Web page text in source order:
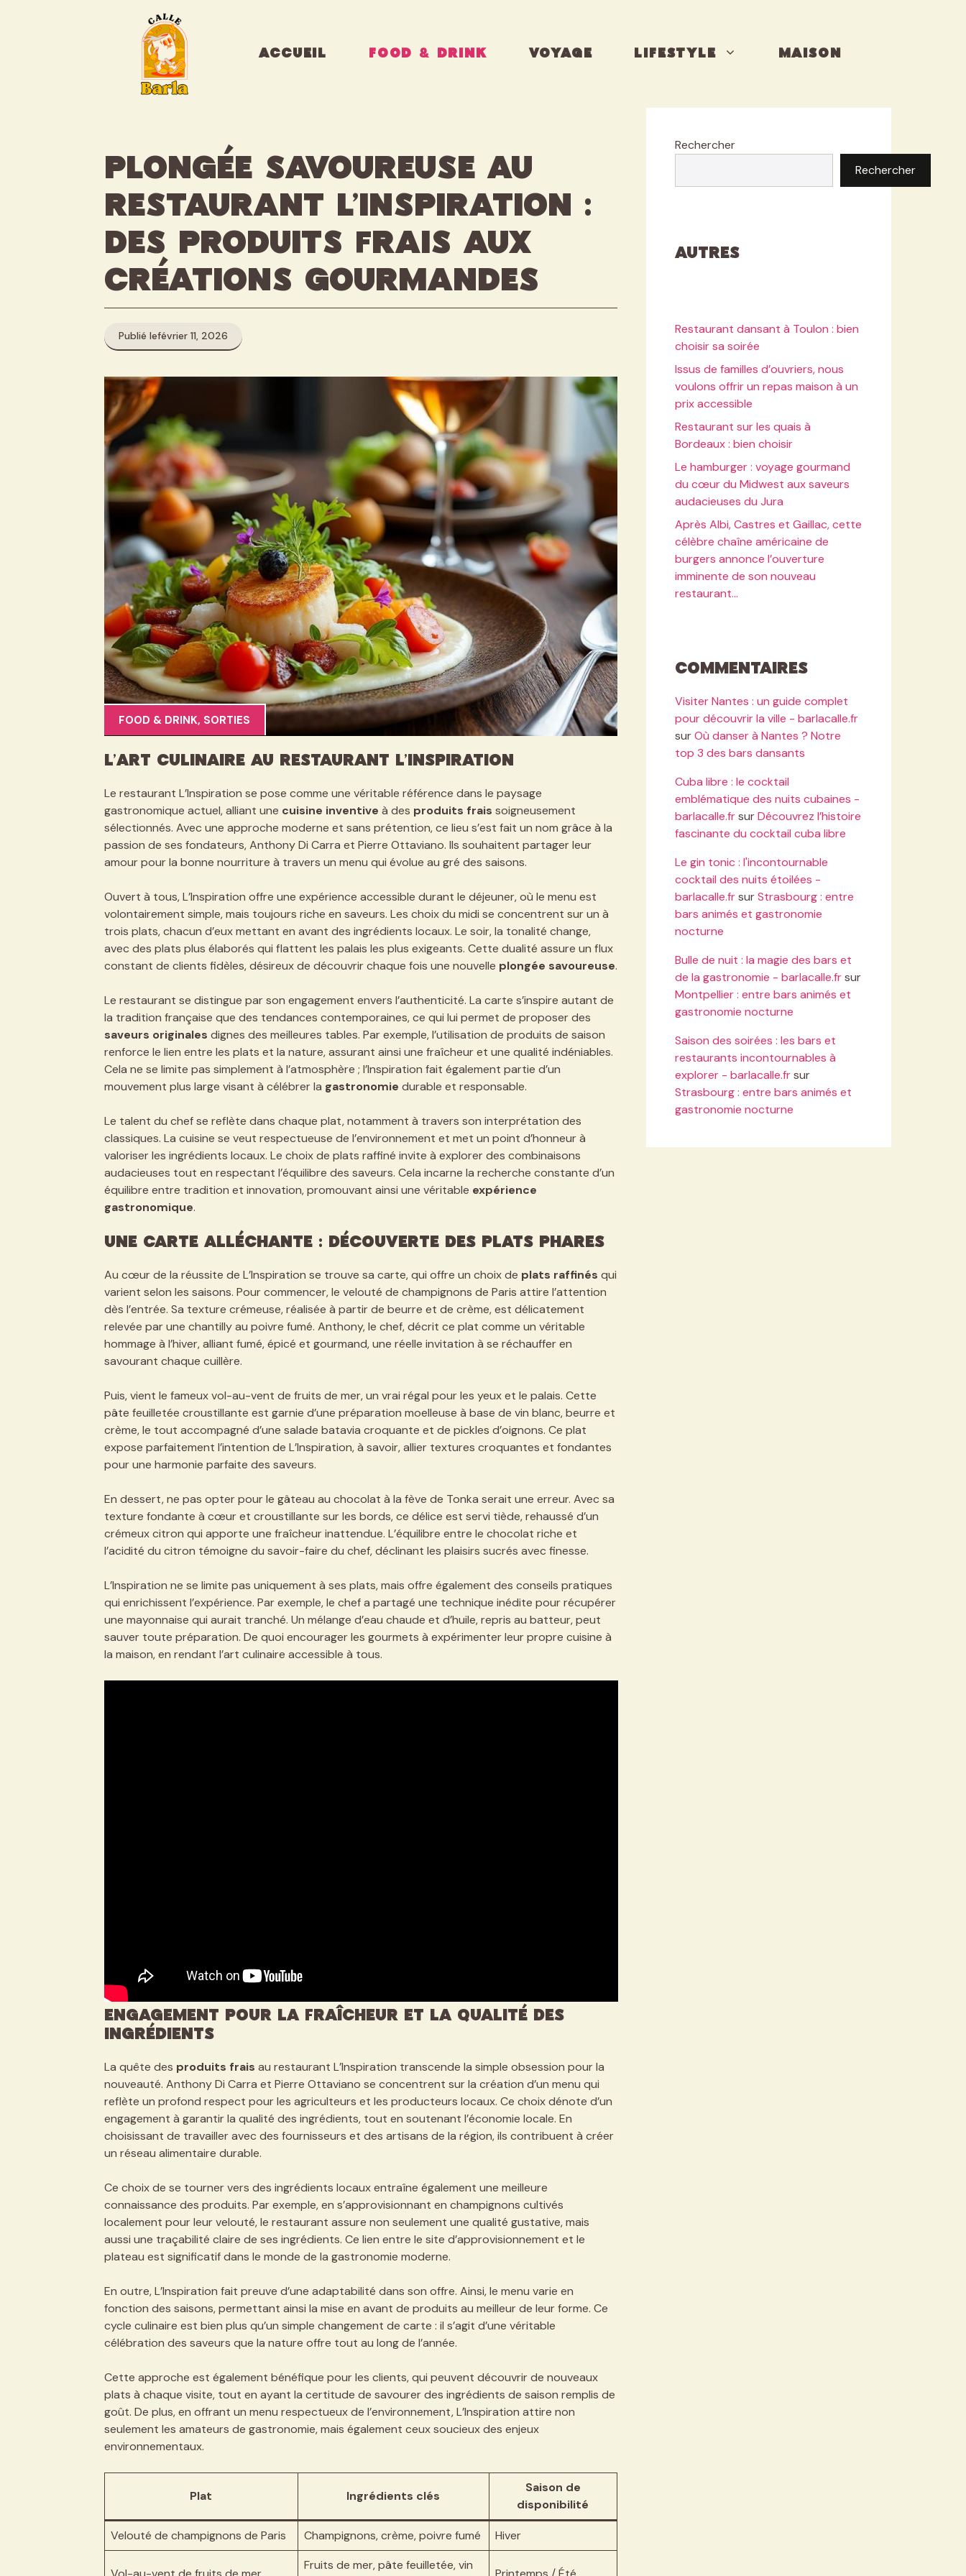
ACCUEIL FOOD & DRINK VOYAGE LIFESTYLE MAISON
Plongée savoureuse au
restaurant L’Inspiration :
des produits frais aux
créations gourmandes
Publié lefévrier 11, 2026
FOOD & DRINK, SORTIES
L’art culinaire au restaurant L’Inspiration
Le restaurant L’Inspiration se pose comme une véritable référence dans le paysage
gastronomique actuel, alliant une cuisine inventive à des produits frais soigneusement
sélectionnés. Avec une approche moderne et sans prétention, ce lieu s’est fait un nom grâce à la
passion de ses fondateurs, Anthony Di Carra et Pierre Ottaviano. Ils souhaitent partager leur
amour pour la bonne nourriture à travers un menu qui évolue au gré des saisons.
Ouvert à tous, L’Inspiration offre une expérience accessible durant le déjeuner, où le menu est
volontairement simple, mais toujours riche en saveurs. Les choix du midi se concentrent sur un à
trois plats, chacun d’eux mettant en avant des ingrédients locaux. Le soir, la tonalité change,
avec des plats plus élaborés qui flattent les palais les plus exigeants. Cette dualité assure un flux
constant de clients fidèles, désireux de découvrir chaque fois une nouvelle plongée savoureuse.
Le restaurant se distingue par son engagement envers l’authenticité. La carte s’inspire autant de
la tradition française que des tendances contemporaines, ce qui lui permet de proposer des
saveurs originales dignes des meilleures tables. Par exemple, l’utilisation de produits de saison
renforce le lien entre les plats et la nature, assurant ainsi une fraîcheur et une qualité indéniables.
Cela ne se limite pas simplement à l’atmosphère ; l’Inspiration fait également partie d’un
mouvement plus large visant à célébrer la gastronomie durable et responsable.
Le talent du chef se reflète dans chaque plat, notamment à travers son interprétation des
classiques. La cuisine se veut respectueuse de l’environnement et met un point d’honneur à
valoriser les ingrédients locaux. Le choix de plats raffiné invite à explorer des combinaisons
audacieuses tout en respectant l’équilibre des saveurs. Cela incarne la recherche constante d’un
équilibre entre tradition et innovation, promouvant ainsi une véritable expérience
gastronomique.
Une carte alléchante : découverte des plats phares
Au cœur de la réussite de L’Inspiration se trouve sa carte, qui offre un choix de plats raffinés qui
varient selon les saisons. Pour commencer, le velouté de champignons de Paris attire l’attention
dès l’entrée. Sa texture crémeuse, réalisée à partir de beurre et de crème, est délicatement
relevée par une chantilly au poivre fumé. Anthony, le chef, décrit ce plat comme un véritable
hommage à l’hiver, alliant fumé, épicé et gourmand, une réelle invitation à se réchauffer en
savourant chaque cuillère.
Puis, vient le fameux vol-au-vent de fruits de mer, un vrai régal pour les yeux et le palais. Cette
pâte feuilletée croustillante est garnie d’une préparation moelleuse à base de vin blanc, beurre et
crème, le tout accompagné d’une salade batavia croquante et de pickles d’oignons. Ce plat
expose parfaitement l’intention de L’Inspiration, à savoir, allier textures croquantes et fondantes
pour une harmonie parfaite des saveurs.
En dessert, ne pas opter pour le gâteau au chocolat à la fève de Tonka serait une erreur. Avec sa
texture fondante à cœur et croustillante sur les bords, ce délice est servi tiède, rehaussé d’un
crémeux citron qui apporte une fraîcheur inattendue. L’équilibre entre le chocolat riche et
l’acidité du citron témoigne du savoir-faire du chef, déclinant les plaisirs sucrés avec finesse.
L’Inspiration ne se limite pas uniquement à ses plats, mais offre également des conseils pratiques
qui enrichissent l’expérience. Par exemple, le chef a partagé une technique inédite pour récupérer
une mayonnaise qui aurait tranché. Un mélange d’eau chaude et d’huile, repris au batteur, peut
sauver toute préparation. De quoi encourager les gourmets à expérimenter leur propre cuisine à
la maison, en rendant l’art culinaire accessible à tous.
Engagement pour la fraîcheur et la qualité des
ingrédients
La quête des produits frais au restaurant L’Inspiration transcende la simple obsession pour la
nouveauté. Anthony Di Carra et Pierre Ottaviano se concentrent sur la création d’un menu qui
reflète un profond respect pour les agriculteurs et les producteurs locaux. Ce choix dénote d’un
engagement à garantir la qualité des ingrédients, tout en soutenant l’économie locale. En
choisissant de travailler avec des fournisseurs et des artisans de la région, ils contribuent à créer
un réseau alimentaire durable.
Ce choix de se tourner vers des ingrédients locaux entraîne également une meilleure
connaissance des produits. Par exemple, en s’approvisionnant en champignons cultivés
localement pour leur velouté, le restaurant assure non seulement une qualité gustative, mais
aussi une traçabilité claire de ses ingrédients. Ce lien entre le site d’approvisionnement et le
plateau est significatif dans le monde de la gastronomie moderne.
En outre, L’Inspiration fait preuve d’une adaptabilité dans son offre. Ainsi, le menu varie en
fonction des saisons, permettant ainsi la mise en avant de produits au meilleur de leur forme. Ce
cycle culinaire est bien plus qu’un simple changement de carte : il s’agit d’une véritable
célébration des saveurs que la nature offre tout au long de l’année.
Cette approche est également bénéfique pour les clients, qui peuvent découvrir de nouveaux
plats à chaque visite, tout en ayant la certitude de savourer des ingrédients de saison remplis de
goût. De plus, en offrant un menu respectueux de l’environnement, L’Inspiration attire non
seulement les amateurs de gastronomie, mais également ceux soucieux des enjeux
environnementaux.
Plat Ingrédients clés
Saison de
disponibilité
Velouté de champignons de Paris Champignons, crème, poivre fumé Hiver
Fruits de mer, pâte feuilletée, vin
Rechercher
Rechercher
Autres
Restaurant dansant à Toulon : bien
choisir sa soirée
Issus de familles d’ouvriers, nous
voulons offrir un repas maison à un
prix accessible
Restaurant sur les quais à
Bordeaux : bien choisir
Le hamburger : voyage gourmand
du cœur du Midwest aux saveurs
audacieuses du Jura
Après Albi, Castres et Gaillac, cette
célèbre chaîne américaine de
burgers annonce l’ouverture
imminente de son nouveau
restaurant…
Commentaires
Visiter Nantes : un guide complet
pour découvrir la ville - barlacalle.fr
surOù danser à Nantes ? Notre
top 3 des bars dansants
Cuba libre : le cocktail
emblématique des nuits cubaines -
barlacalle.frsurDécouvrez l’histoire
fascinante du cocktail cuba libre
Le gin tonic : l'incontournable
cocktail des nuits étoilées -
barlacalle.frsurStrasbourg : entre
bars animés et gastronomie
nocturne
Bulle de nuit : la magie des bars et
de la gastronomie - barlacalle.frsur
Montpellier : entre bars animés et
gastronomie nocturne
Saison des soirées : les bars et
restaurants incontournables à
explorer - barlacalle.frsur
Strasbourg : entre bars animés et
gastronomie nocturne